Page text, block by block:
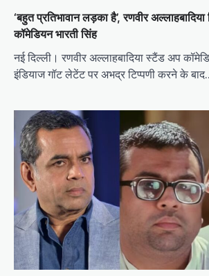
‘बहुत प्रतिभावान लड़का है’, रणवीर अल्लाहबादिया
कॉमेडियन भारती सिंह
नई दिल्ली। रणवीर अल्लाहबादिया स्टैंड अप
इंडियाज गॉट लेटेंट पर अभद्र टिप्पणी करने के